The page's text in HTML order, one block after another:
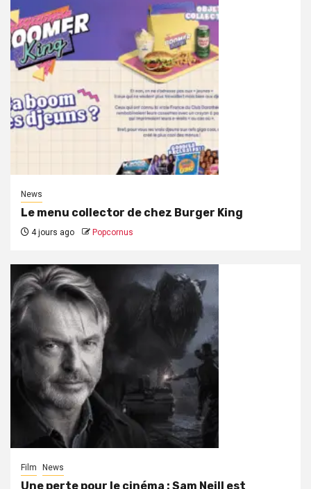
News
Le menu collector de chez Burger King
4 jours ago Popcornus
Film News
Une perte pour le cinéma : Sam Neill est